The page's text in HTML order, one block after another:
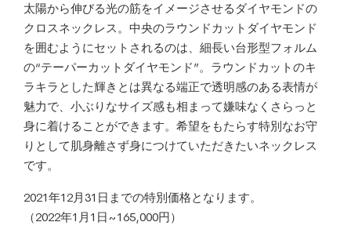
太陽から伸びる光の筋をイメージさせるダイヤモンドの
クロスネックレス。中央のラウンドカットダイヤモンド
を囲むようにセットされるのは、細長い台形型フォルム
の“テーパーカットダイヤモンド”。ラウンドカットのキ
ラキラとした輝きとは異なる端正で透明感のある表情が
魅力で、小ぶりなサイズ感も相まって嫌味なくさらっと
身に着けることができます。希望をもたらす特別なお守
りとして肌身離さず身につけていただきたいネックレス
です。
2021年12月31日までの特別価格となります。
（2022年1月1日~165,000円）